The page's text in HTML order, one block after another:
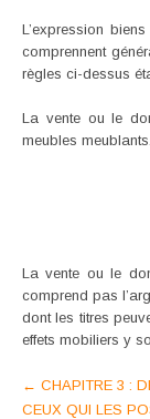
L’expression
comprennent
règles ci-dessus
La vente ou le
meubles meublants.
La vente ou le
comprend pas
dont les titres
effets mobiliers y
Post
← CHAPITRE 3 :
CEUX QUI LES